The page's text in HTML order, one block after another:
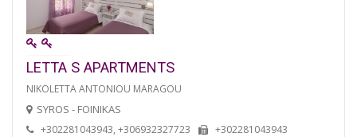
LETTA S APARTMENTS
NIKOLETTA ANTONIOU MARAGOU
SYROS - FOINIKAS
+302281043943, +306932327723 +302281043943